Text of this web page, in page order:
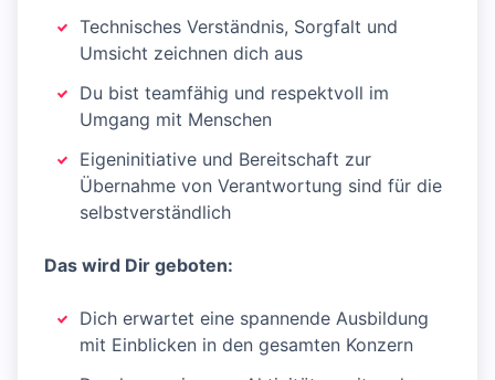
Technisches Verständnis, Sorgfalt und
Umsicht zeichnen dich aus
Du bist teamfähig und respektvoll im
Umgang mit Menschen
Eigeninitiative und Bereitschaft zur
Übernahme von Verantwortung sind für die
selbstverständlich
Das wird Dir geboten:
Dich erwartet eine spannende Ausbildung
mit Einblicken in den gesamten Konzern